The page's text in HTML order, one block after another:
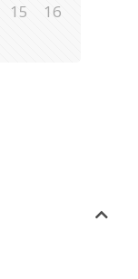
15
16